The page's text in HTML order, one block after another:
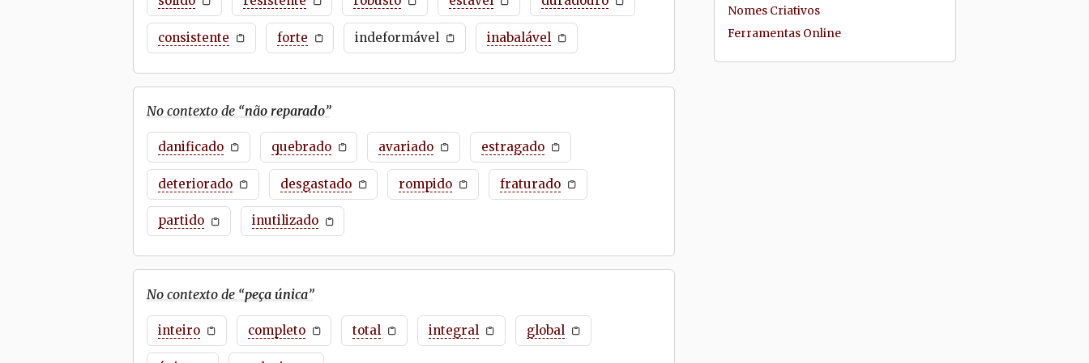
consistente forte indeformável inabalável
No contexto de “não reparado”
danificado quebrado avariado estragado
deteriorado desgastado rompido fraturado
partido inutilizado
No contexto de “peça única”
inteiro completo total integral global
Nomes Criativos
Ferramentas Online